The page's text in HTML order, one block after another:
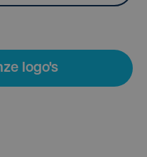
logo's